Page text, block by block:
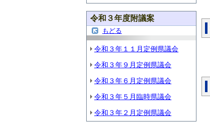
令和３年度附議案
もどる
令和３年１１月定例県議会
令和３年９月定例県議会
令和３年６月定例県議会
令和３年５月臨時県議会
令和３年２月定例県議会